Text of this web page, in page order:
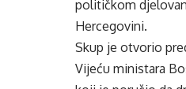
političkom
Hercegovini.
Skup je otvorio
Vijeću ministara